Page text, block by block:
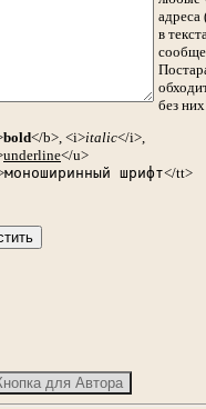
адреса
в
без
bold</b>, <i>italic</i>,
underline</u>
моноширинный шрифт</tt>